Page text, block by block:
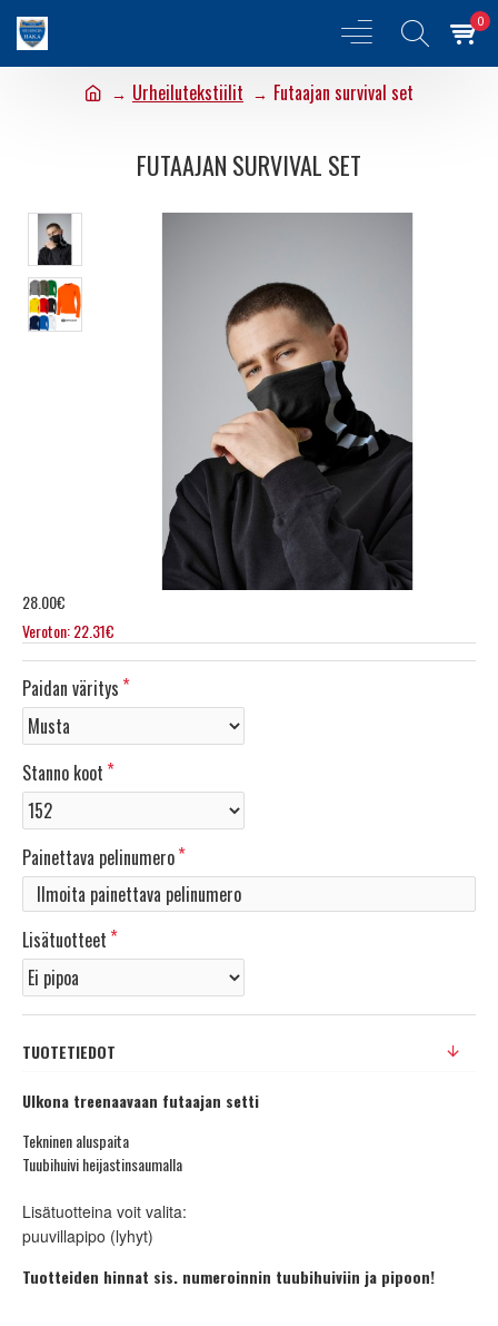
0
Urheilutekstiilit Futaajan survival set
FUTAAJAN SURVIVAL SET
28.00€
Veroton: 22.31€
Paidan väritys
Stanno koot
Painettava pelinumero
Lisätuotteet
TUOTETIEDOT
Ulkona treenaavaan futaajan setti
Tekninen aluspaita
Tuubihuivi heijastinsaumalla
Lisätuotteina voit valita:
puuvillapipo (lyhyt)
Tuotteiden hinnat sis. numeroinnin tuubihuiviin ja pipoon!